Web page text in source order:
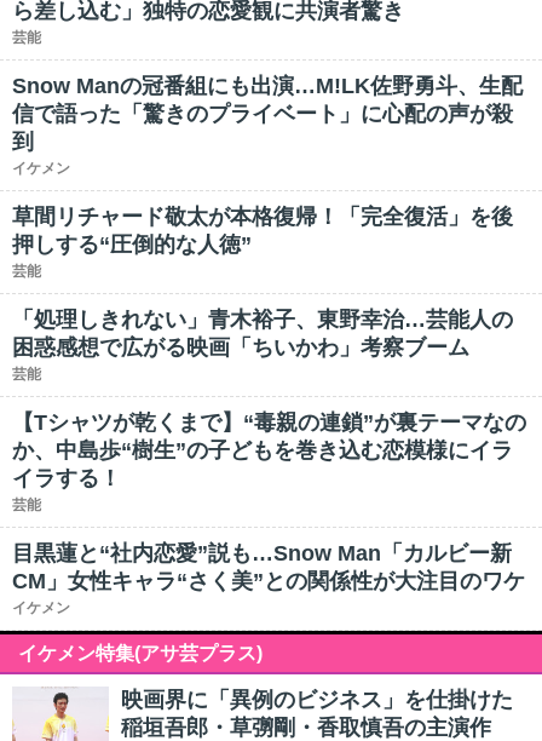
ら差し込む」独特の恋愛観に共演者驚き
芸能
Snow Manの冠番組にも出演…M!LK佐野勇斗、生配
信で語った「驚きのプライベート」に心配の声が殺
到
イケメン
草間リチャード敬太が本格復帰！「完全復活」を後
押しする“圧倒的な人徳”
芸能
「処理しきれない」青木裕子、東野幸治…芸能人の
困惑感想で広がる映画「ちいかわ」考察ブーム
芸能
【Tシャツが乾くまで】“毒親の連鎖”が裏テーマなの
か、中島歩“樹生”の子どもを巻き込む恋模様にイラ
イラする！
芸能
目黒蓮と“社内恋愛”説も…Snow Man「カルビー新
CM」女性キャラ“さく美”との関係性が大注目のワケ
イケメン
イケメン特集(アサ芸プラス)
映画界に「異例のビジネス」を仕掛けた
稲垣吾郎・草彅剛・香取慎吾の主演作